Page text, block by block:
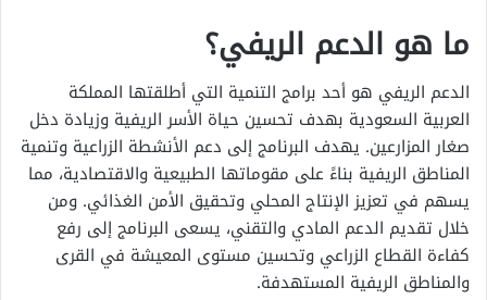
ما هو الدعم الريفي؟
الدعم الريفي هو أحد برامج التنمية التي أطلقتها المملكة
العربية السعودية بهدف تحسين حياة الأسر الريفية وزيادة دخل
صغار المزارعين. يهدف البرنامج إلى دعم الأنشطة الزراعية وتنمية
المناطق الريفية بناءً على مقوماتها الطبيعية والاقتصادية، مما
يسهم في تعزيز الإنتاج المحلي وتحقيق الأمن الغذائي. ومن
خلال تقديم الدعم المادي والتقني، يسعى البرنامج إلى رفع
كفاءة القطاع الزراعي وتحسين مستوى المعيشة في القرى
والمناطق الريفية المستهدفة.